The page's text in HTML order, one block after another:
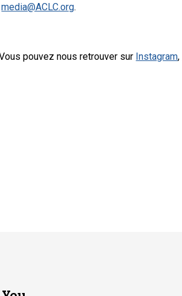
media@ACLC.org.
pouvez nous retrouver sur Instagram,